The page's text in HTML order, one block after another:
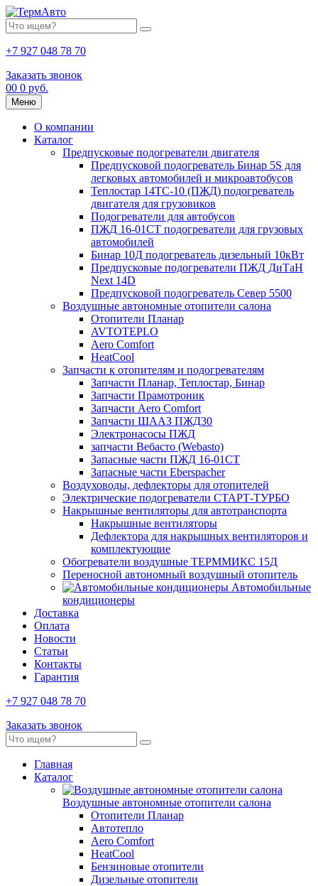
+7 927 048 78 70
Заказать звонок
00 0 руб.
Меню
О компании
Каталог
Предпусковые подогреватели двигателя
Предпусковой подогреватель Бинар 5S для
легковых автомобилей и микроавтобусов
Теплостар 14ТС-10 (ПЖД) подогреватель
двигателя для грузовиков
Подогреватели для автобусов
ПЖД 16-01СТ подогреватели для грузовых
автомобилей
Бинар 10Д подогреватель дизельный 10кВт
Предпусковые подогреватели ПЖД ДиТаН
Next 14D
Предпусковой подогреватель Север 5500
Воздушные автономные отопители салона
Отопители Планар
AVTOTEPLO
Aero Comfort
HeatCool
Запчасти к отопителям и подогревателям
Запчасти Планар, Теплостар, Бинар
Запчасти Прамотроник
Запчасти Aero Comfort
Запчасти ШААЗ ПЖД30
Электронасосы ПЖД
запчасти Вебасто (Webasto)
Запасные части ПЖД 16-01СТ
Запасные части Eberspacher
Воздуховоды, дефлекторы для отопителей
Электрические подогреватели СТАРТ-ТУРБО
Накрышные вентиляторы для автотранспорта
Накрышные вентиляторы
Дефлектора для накрышных вентиляторов и
комплектующие
Обогреватели воздушные ТЕРММИКС 15Д
Переносной автономный воздушный отопитель
Автомобильные
кондиционеры
Доставка
Оплата
Новости
Статьи
Контакты
Гарантия
+7 927 048 78 70
Заказать звонок
Главная
Каталог
Воздушные автономные отопители салона
Отопители Планар
Автотепло
Aero Comfort
HeatCool
Бензиновые отопители
Дизельные отопители